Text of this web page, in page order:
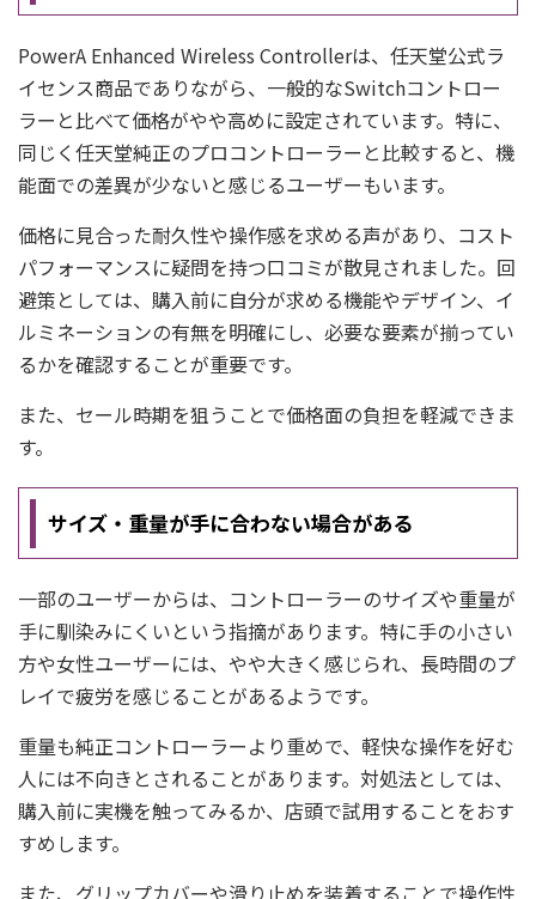
PowerA Enhanced Wireless Controllerは、任天堂公式ラ
イセンス商品でありながら、一般的なSwitchコントロー
ラーと比べて価格がやや高めに設定されています。特に、
同じく任天堂純正のプロコントローラーと比較すると、機
能面での差異が少ないと感じるユーザーもいます。
価格に見合った耐久性や操作感を求める声があり、コスト
パフォーマンスに疑問を持つ口コミが散見されました。回
避策としては、購入前に自分が求める機能やデザイン、イ
ルミネーションの有無を明確にし、必要な要素が揃ってい
るかを確認することが重要です。
また、セール時期を狙うことで価格面の負担を軽減できま
す。
サイズ・重量が手に合わない場合がある
一部のユーザーからは、コントローラーのサイズや重量が
手に馴染みにくいという指摘があります。特に手の小さい
方や女性ユーザーには、やや大きく感じられ、長時間のプ
レイで疲労を感じることがあるようです。
重量も純正コントローラーより重めで、軽快な操作を好む
人には不向きとされることがあります。対処法としては、
購入前に実機を触ってみるか、店頭で試用することをおす
すめします。
また、グリップカバーや滑り止めを装着することで操作性